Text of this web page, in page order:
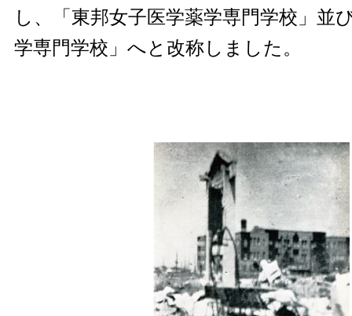
し、「東邦女子医学薬学専門学校」並
学専門学校」へと改称しました。